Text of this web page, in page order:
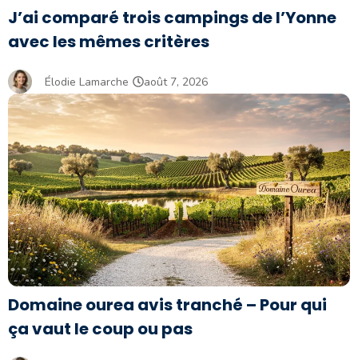
J’ai comparé trois campings de l’Yonne
avec les mêmes critères
Élodie Lamarche août 7, 2026
Domaine ourea avis tranché – Pour qui
ça vaut le coup ou pas